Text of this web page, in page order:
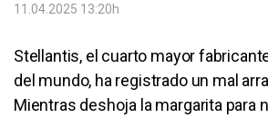
11.04.2025 13:20h
Stellantis, el cuarto mayor
del mundo, ha registrado un mal
Mientras deshoja la margarita para